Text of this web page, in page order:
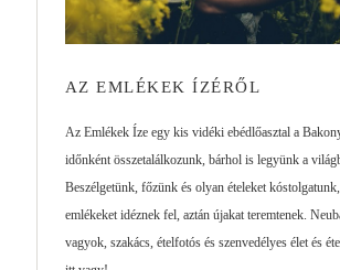
AZ EMLÉKEK ÍZÉRŐL
Az Emlékek Íze egy kis vidéki ebédlőasztal a
időnként összetalálkozunk, bárhol is legyünk a
Beszélgetünk, főzünk és olyan ételeket
emlékeket idéznek fel, aztán újakat teremtenek.
vagyok, szakács, ételfotós és szenvedélyes élet és